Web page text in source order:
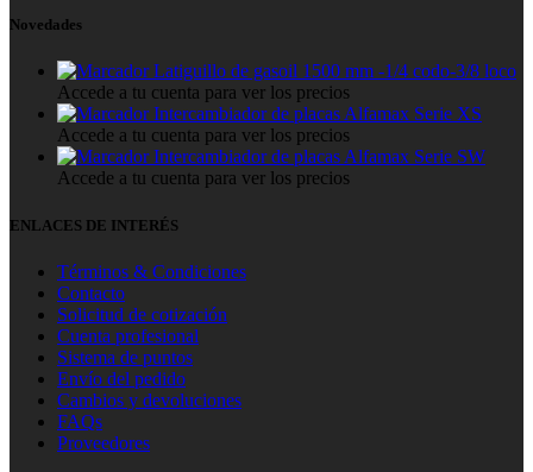
Novedades
Latiguillo de gasoil 1500 mm -1/4 codo-3/8 loco
Accede a tu cuenta para ver los precios
Intercambiador de placas Alfamax Serie XS
Accede a tu cuenta para ver los precios
Intercambiador de placas Alfamax Serie SW
Accede a tu cuenta para ver los precios
ENLACES DE INTERÉS
Términos & Condiciones
Contacto
Solicitud de cotización
Cuenta profesional
Sistema de puntos
Envío del pedido
Cambios y devoluciones
FAQs
Proveedores